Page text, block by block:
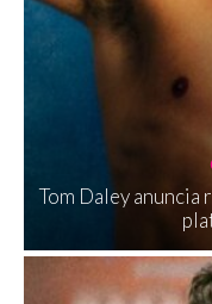
Tom Daley anuncia